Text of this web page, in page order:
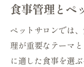
食事管理とペ
ペットサロンでは
理が重要なテーマ
に適した食事を選